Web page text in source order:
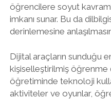
öğrencilere soyut
imkanı sunar. Bu da
derinlemesine
Dijital araçların sunduğu
kişiselleştirilmiş öğrenme
öğretiminde teknoloji
aktiviteler ve oyunlar,